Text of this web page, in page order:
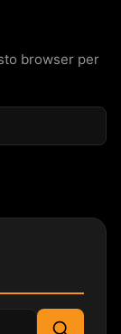
browser per